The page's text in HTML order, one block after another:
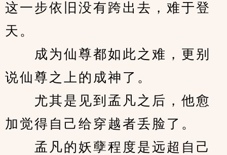
这一步依旧没有跨出去，难于登
天。
成为仙尊都如此之难，更别
说仙尊之上的成神了。
尤其是见到孟凡之后，他愈
加觉得自己给穿越者丢脸了。
孟凡的妖孽程度是远超自己